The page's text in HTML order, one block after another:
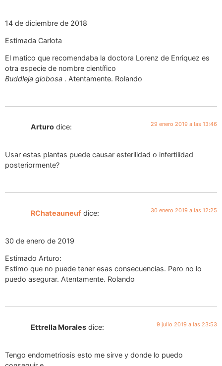
14 de diciembre de 2018
Estimada Carlota
El matico que recomendaba la doctora Lorenz de Enriquez es
otra especie de nombre científico
Buddleja globosa . Atentamente. Rolando
Arturo dice: 29 enero 2019 a las 13:46
Usar estas plantas puede causar esterilidad o infertilidad
posteriormente?
RChateauneuf dice: 30 enero 2019 a las 12:25
30 de enero de 2019
Estimado Arturo:
Estimo que no puede tener esas consecuencias. Pero no lo
puedo asegurar. Atentamente. Rolando
Ettrella Morales dice: 9 julio 2019 a las 23:53
Tengo endometriosis esto me sirve y donde lo puedo